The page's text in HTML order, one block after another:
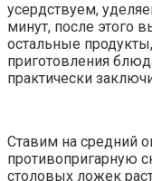
усердствуем,
минут, после этого
остальные
приготовления
практически
Ставим на средний
противопригарную
столовых ложек